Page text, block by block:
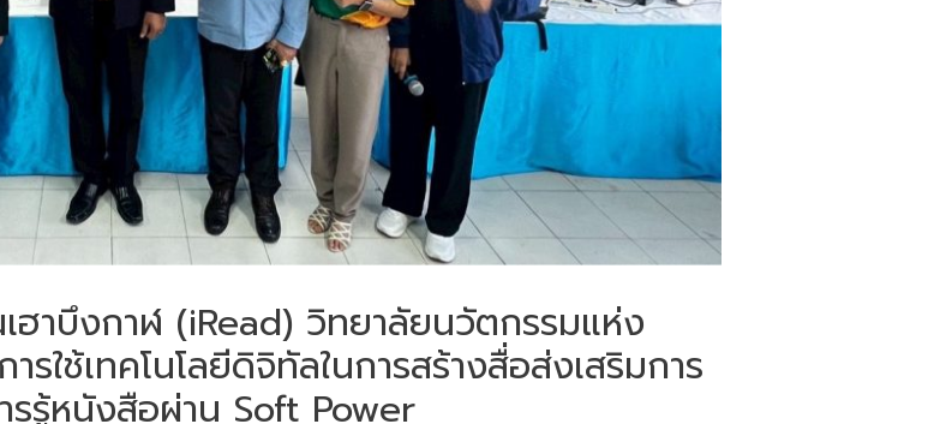
าบึงกาฬ (iRead) วิทยาลัยนวัตกรรมแห่ง
ใช้เทคโนโลยีดิจิทัลในการสร้างสื่อส่งเสริมการ
รรู้หนังสือผ่าน Soft Power